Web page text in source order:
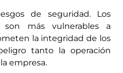
de seguridad. Los
son más vulnerables a
la integridad de los
tanto la operación
empresa.